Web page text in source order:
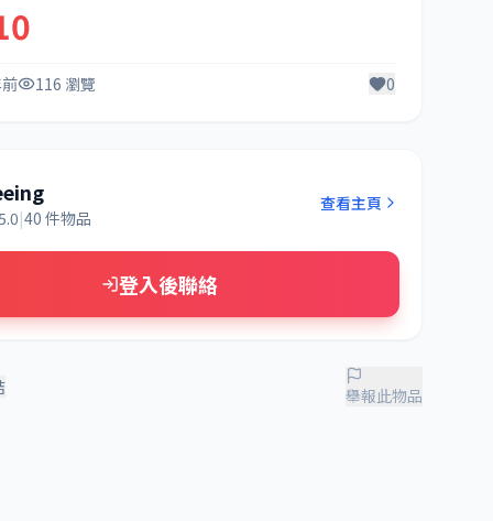
116 瀏覽 0
|40 件物品
查看主頁
登入後聯絡
舉報此物品